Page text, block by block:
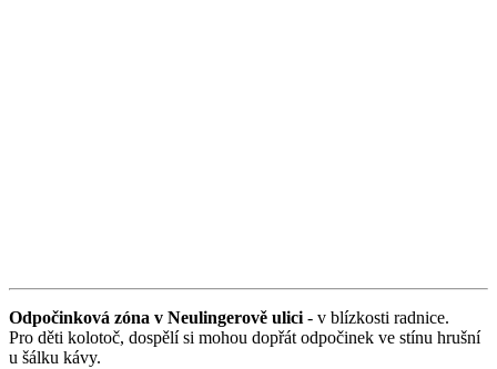
Odpočinková zóna v Neulingerově ulici - v blízkosti radnice.
Pro děti kolotoč, dospělí si mohou dopřát odpočinek ve stínu hrušní
u šálku kávy.